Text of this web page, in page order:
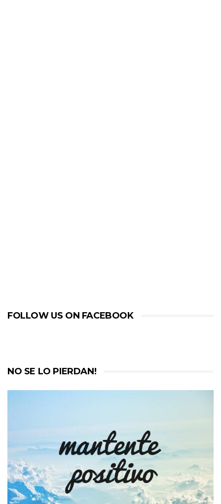
FOLLOW US ON FACEBOOK
NO SE LO PIERDAN!